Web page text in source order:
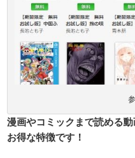
漫画やコミックまで読める
お得な特徴です！